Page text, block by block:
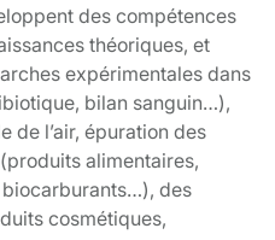
des compétences
théoriques, et
expérimentales dans
bilan sanguin…),
de l’air, épuration des
alimentaires,
des
cosmétiques,